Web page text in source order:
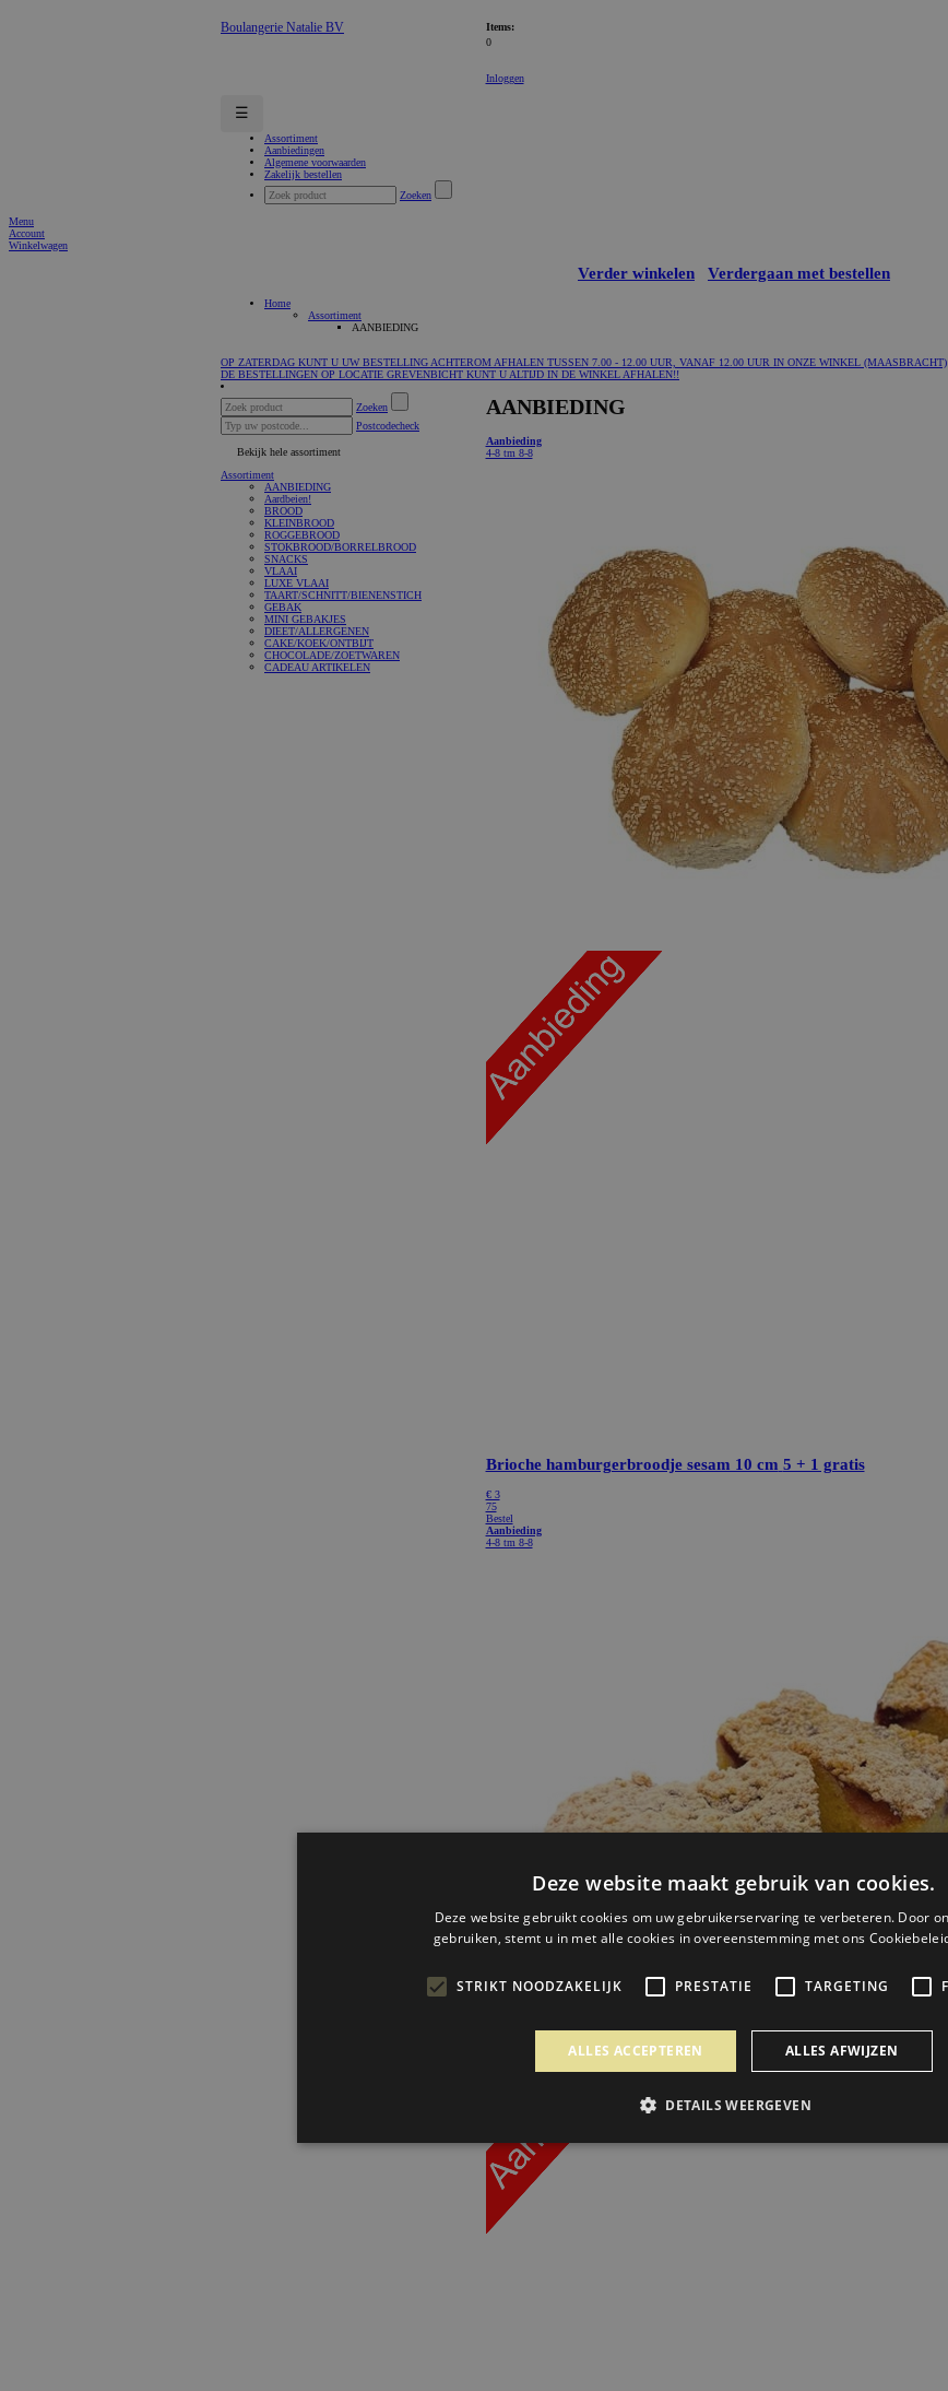
Boulangerie Natalie BV
Items:
0
Inloggen
☰
Assortiment
Aanbiedingen
Algemene voorwaarden
Zakelijk bestellen
Zoeken
Menu
Account
Winkelwagen
Verder winkelen Verdergaan met bestellen
Home
Assortiment
AANBIEDING
OP ZATERDAG KUNT U UW BESTELLING ACHTEROM AFHALEN TUSSEN 7.00 - 12.00 UUR, VANAF 12.00 UUR IN ONZE WINKEL (MAASBRACHT)
DE BESTELLINGEN OP LOCATIE GREVENBICHT KUNT U ALTIJD IN DE WINKEL AFHALEN!!
Zoeken
Postcodecheck
Bekijk hele assortiment
Assortiment
AANBIEDING
Aardbeien!
BROOD
KLEINBROOD
ROGGEBROOD
STOKBROOD/BORRELBROOD
SNACKS
VLAAI
LUXE VLAAI
TAART/SCHNITT/BIENENSTICH
GEBAK
MINI GEBAKJES
DIEET/ALLERGENEN
CAKE/KOEK/ONTBIJT
CHOCOLADE/ZOETWAREN
CADEAU ARTIKELEN
AANBIEDING
Aanbieding
4-8 tm 8-8
Brioche hamburgerbroodje sesam 10 cm 5 + 1 gratis
€ 3
75
Bestel
Aanbieding
4-8 tm 8-8